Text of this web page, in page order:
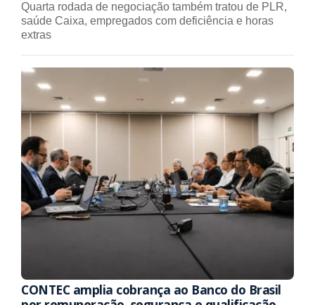
Quarta rodada de negociação também tratou de PLR,
saúde Caixa, empregados com deficiência e horas
extras
CONTEC amplia cobrança ao Banco do Brasil